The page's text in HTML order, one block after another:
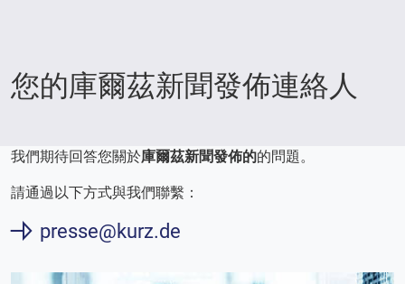
您的庫爾茲新聞發佈連絡人
我們期待回答您關於庫爾茲新聞發佈的的問題。
請通過以下方式與我們聯繫：
presse@kurz.de